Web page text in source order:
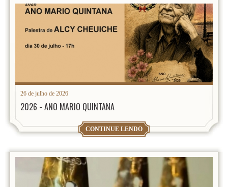
26 de julho de 2026
2026 - ANO MARIO QUINTANA
CONTINUE LENDO